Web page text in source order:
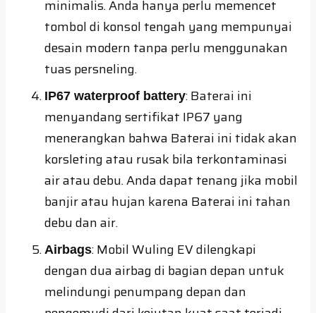
minimalis. Anda hanya perlu memencet
tombol di konsol tengah yang mempunyai
desain modern tanpa perlu menggunakan
tuas persneling.
IP67 waterproof battery: Baterai ini
menyandang sertifikat IP67 yang
menerangkan bahwa Baterai ini tidak akan
korsleting atau rusak bila terkontaminasi
air atau debu. Anda dapat tenang jika mobil
banjir atau hujan karena Baterai ini tahan
debu dan air.
Airbags: Mobil Wuling EV dilengkapi
dengan dua airbag di bagian depan untuk
melindungi penumpang depan dan